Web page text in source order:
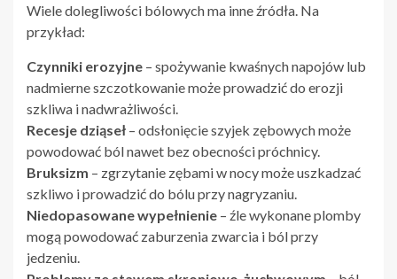
Wiele dolegliwości bólowych ma inne źródła. Na
przykład:
Czynniki erozyjne – spożywanie kwaśnych napojów lub
nadmierne szczotkowanie może prowadzić do erozji
szkliwa i nadwrażliwości.
Recesje dziąseł – odsłonięcie szyjek zębowych może
powodować ból nawet bez obecności próchnicy.
Bruksizm – zgrzytanie zębami w nocy może uszkadzać
szkliwo i prowadzić do bólu przy nagryzaniu.
Niedopasowane wypełnienie – źle wykonane plomby
mogą powodować zaburzenia zwarcia i ból przy
jedzeniu.